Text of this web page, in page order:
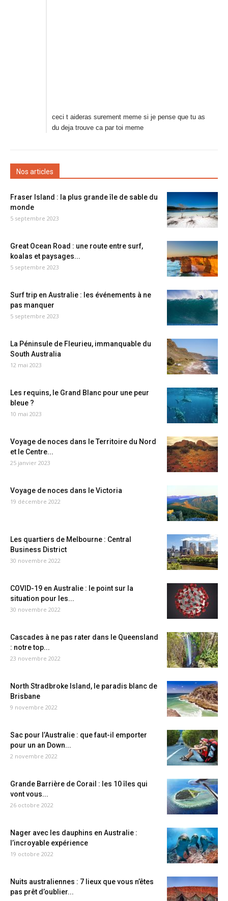
ceci t aideras surement meme si je pense que tu as
du deja trouve ca par toi meme
Nos articles
Fraser Island : la plus grande île de sable du
monde
5 septembre 2023
Great Ocean Road : une route entre surf,
koalas et paysages...
5 septembre 2023
Surf trip en Australie : les événements à ne
pas manquer
5 septembre 2023
La Péninsule de Fleurieu, immanquable du
South Australia
12 mai 2023
Les requins, le Grand Blanc pour une peur
bleue ?
10 mai 2023
Voyage de noces dans le Territoire du Nord
et le Centre...
25 janvier 2023
Voyage de noces dans le Victoria
19 décembre 2022
Les quartiers de Melbourne : Central
Business District
30 novembre 2022
COVID-19 en Australie : le point sur la
situation pour les...
30 novembre 2022
Cascades à ne pas rater dans le Queensland
: notre top...
23 novembre 2022
North Stradbroke Island, le paradis blanc de
Brisbane
9 novembre 2022
Sac pour l’Australie : que faut-il emporter
pour un an Down...
2 novembre 2022
Grande Barrière de Corail : les 10 îles qui
vont vous...
26 octobre 2022
Nager avec les dauphins en Australie :
l’incroyable expérience
19 octobre 2022
Nuits australiennes : 7 lieux que vous n’êtes
pas prêt d’oublier...